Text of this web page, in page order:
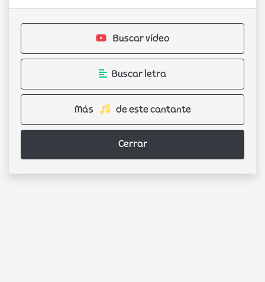
Buscar vídeo
Buscar letra
Más de este cantante
Cerrar